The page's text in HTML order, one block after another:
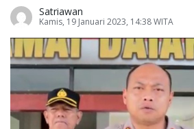
Satriawan
Kamis, 19 Januari 2023, 14:38 WITA